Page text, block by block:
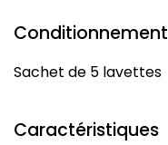
Conditionnement
Sachet de 5 lavettes
Caractéristiques